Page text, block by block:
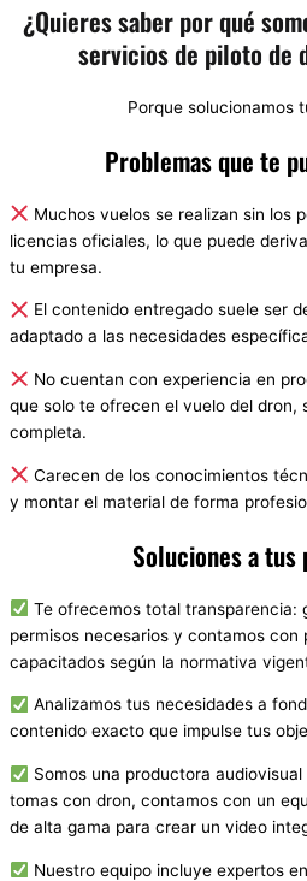
¿Quieres saber por qué
servicios de piloto de
Porque solucionamos
Problemas que te
Muchos vuelos se realizan sin los
licencias oficiales, lo que puede
tu empresa.
El contenido entregado suele ser
adaptado a las necesidades
No cuentan con experiencia en
que solo te ofrecen el vuelo del dron,
completa.
Carecen de los conocimientos
y montar el material de forma
Soluciones a tus
Te ofrecemos total transparencia:
permisos necesarios y contamos con
capacitados según la normativa
Analizamos tus necesidades a
contenido exacto que impulse tus
Somos una productora
tomas con dron, contamos con un
de alta gama para crear un video
Nuestro equipo incluye expertos